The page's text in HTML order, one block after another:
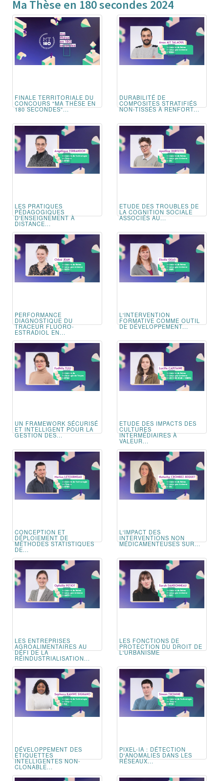
Ma Thèse en 180 secondes 2024
FINALE TERRITORIALE DU
CONCOURS "MA THÈSE EN
180 SECONDES"...
DURABILITÉ DE
COMPOSITES STRATIFIÉS
NON-TISSÉS À RENFORT...
LES PRATIQUES
PÉDAGOGIQUES
D'ENSEIGNEMENT À
DISTANCE...
ETUDE DES TROUBLES DE
LA COGNITION SOCIALE
ASSOCIÉS AU...
PERFORMANCE
DIAGNOSTIQUE DU
TRACEUR FLUORO-
ESTRADIOL EN...
L'INTERVENTION
FORMATIVE COMME OUTIL
DE DÉVELOPPEMENT...
UN FRAMEWORK SÉCURISÉ
ET INTELLIGENT POUR LA
GESTION DES...
ETUDE DES IMPACTS DES
CULTURES
INTERMÉDIAIRES À
VALEUR...
CONCEPTION ET
DÉPLOIEMENT DE
MÉTHODES STATISTIQUES
DE...
L'IMPACT DES
INTERVENTIONS NON
MÉDICAMENTEUSES SUR...
LES ENTREPRISES
AGROALIMENTAIRES AU
DÉFI DE LA
RÉINDUSTRIALISATION...
LES FONCTIONS DE
PROTECTION DU DROIT DE
L'URBANISME
DÉVELOPPEMENT DES
ÉTIQUETTES
INTELLIGENTES NON-
CLONABLE...
PIXEL-IA : DÉTECTION
D'ANOMALIES DANS LES
RÉSEAUX...